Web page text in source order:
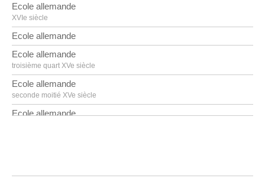
Ecole allemande
XVIe siècle
Ecole allemande
Ecole allemande
troisième quart XVe siècle
Ecole allemande
seconde moitié XVe siècle
Ecole allemande